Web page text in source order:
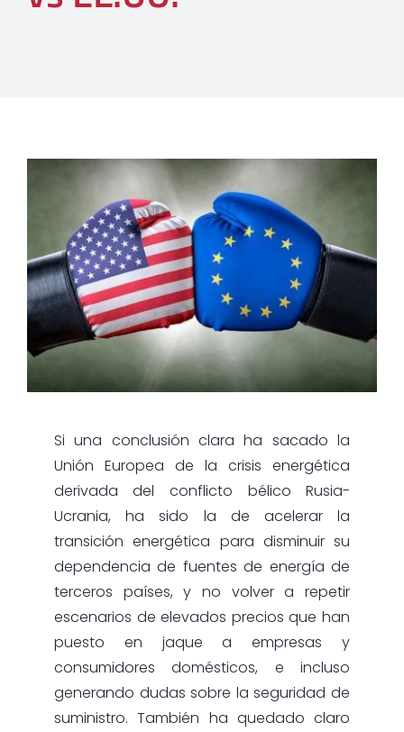
Si una conclusión clara ha sacado la
Unión Europea de la crisis energética
derivada del conflicto bélico Rusia-
Ucrania, ha sido la de acelerar la
transición energética para disminuir su
dependencia de fuentes de energía de
terceros países, y no volver a repetir
escenarios de elevados precios que han
puesto en jaque a empresas y
consumidores domésticos, e incluso
generando dudas sobre la seguridad de
suministro. También ha quedado claro